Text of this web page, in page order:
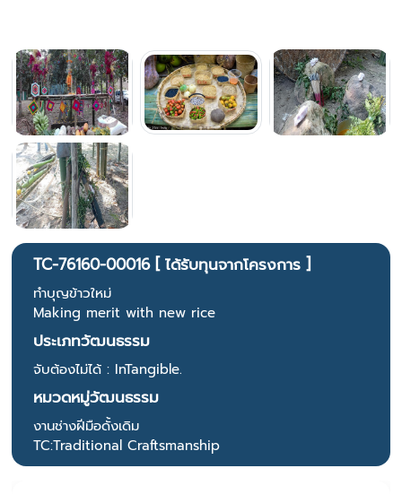
TC-76160-00016 [ ได้รับทุนจากโครงการ ]
ทำบุญข้าวใหม่
Making merit with new rice
ประเภทวัฒนธรรม
จับต้องไม่ได้ : InTangible.
หมวดหมู่วัฒนธรรม
งานช่างฝีมือดั้งเดิม
TC:Traditional Craftsmanship